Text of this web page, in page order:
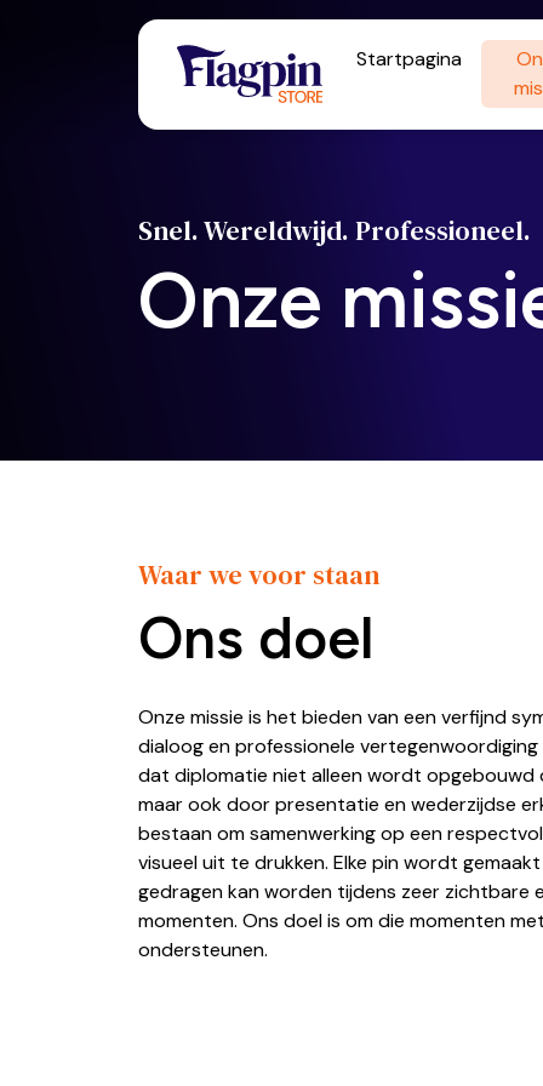
Startpagina
Snel. Wereldwijd. Professioneel.
Onze
Waar we voor staan
Ons doel
Onze missie is het bieden van een verfijnd
dialoog en professionele
dat diplomatie niet alleen wordt opgebouwd
maar ook door presentatie en wederzijdse
bestaan om samenwerking op een
visueel uit te drukken. Elke pin wordt
gedragen kan worden tijdens zeer zichtbare
momenten. Ons doel is om die momenten
ondersteunen.